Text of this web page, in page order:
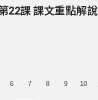
22課 課文重點解說
6 7 8 9 10